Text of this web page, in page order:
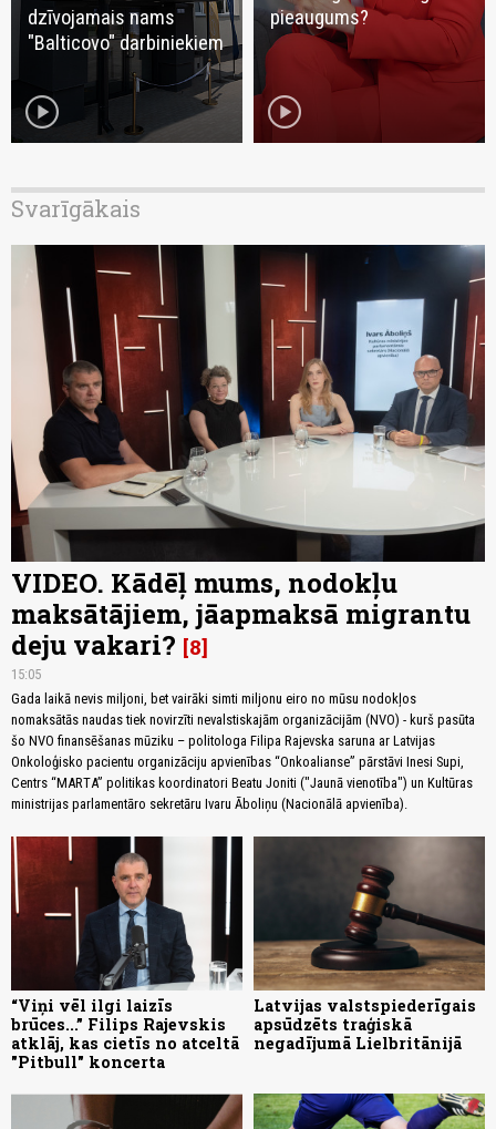
dzīvojamais nams
"Balticovo" darbiniekiem
play_circle
pieaugums?
play_circle
Svarīgākais
VIDEO. Kādēļ mums, nodokļu
maksātājiem, jāapmaksā migrantu
deju vakari? 8
15:05
Gada laikā nevis miljoni, bet vairāki simti miljonu eiro no mūsu nodokļos
nomaksātās naudas tiek novirzīti nevalstiskajām organizācijām (NVO) - kurš pasūta
šo NVO finansēšanas mūziku – politologa Filipa Rajevska saruna ar Latvijas
Onkoloģisko pacientu organizāciju apvienības “Onkoalianse” pārstāvi Inesi Supi,
Centrs “MARTA” politikas koordinatori Beatu Joniti ("Jaunā vienotība") un Kultūras
ministrijas parlamentāro sekretāru Ivaru Āboliņu (Nacionālā apvienība).
“Viņi vēl ilgi laizīs
brūces...” Filips Rajevskis
atklāj, kas cietīs no atceltā
"Pitbull" koncerta
Latvijas valstspiederīgais
apsūdzēts traģiskā
negadījumā Lielbritānijā